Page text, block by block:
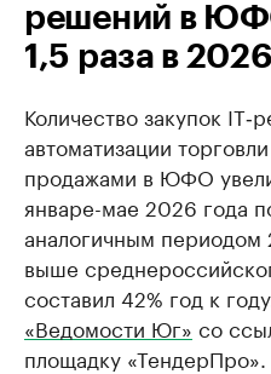
решений в
1,5 раза в 2026
Количество закупок
автоматизации
продажами в ЮФО
январе-мае 2026 года
аналогичным периодом
выше
составил 42% год к
«Ведомости Юг» со
площадку «ТендерПро».